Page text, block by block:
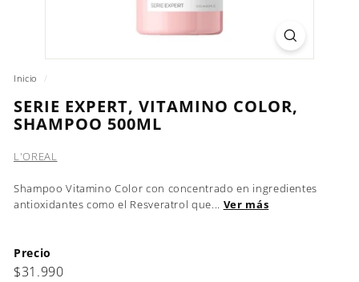
Inicio /
SERIE EXPERT, VITAMINO COLOR,
SHAMPOO 500ML
L'OREAL
Shampoo Vitamino Color con concentrado en ingredientes
antioxidantes como el Resveratrol que... Ver más
Precio
Precio
$31.990$31.990